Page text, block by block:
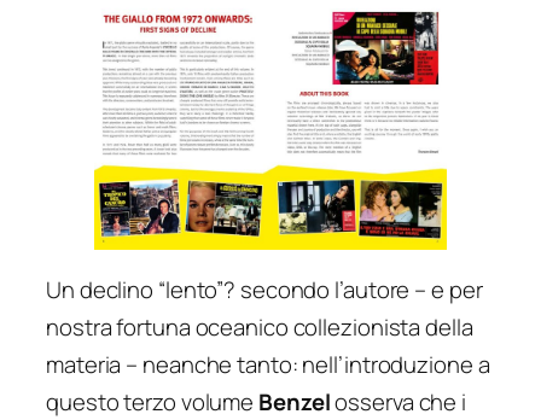
Un declino “lento”? secondo l’autore – e per
nostra fortuna oceanico collezionista della
materia – neanche tanto: nell’introduzione a
questo terzo volume Benzelosserva che i